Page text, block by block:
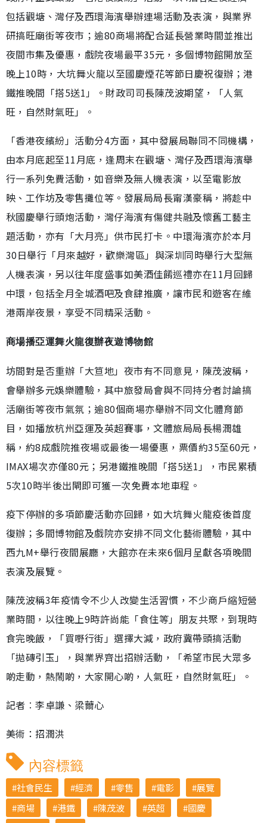
包括觀塘、灣仔及西環海濱舉辦連場活動及表演，與業界
研搞旺廟街等夜市；逾80商場將配合延長營業時間並推出
夜間市集及優惠，戲院夜場最平35元，多個博物館開放至
晚上10時，大坑舞火龍以至國慶煙花等節日慶祝復辦；港
鐵推晚間「搭5送1」。財政司司長陳茂波期望，「人氣
旺，自然財氣旺」。
「香港夜繽紛」活動分4方面，其中發展局聯同不同機構，
由本月底起至11月底，逢周末在觀塘、灣仔及西環海濱舉
行一系列免費活動，如音樂及無人機表演，以至電影放
映、工作坊及零售攤位等。發展局局長甯漢豪稱，將趁中
秋國慶舉行頭炮活動，灣仔海濱有傷健共融及懷舊工藝主
題活動，亦有「大月亮」供市民打卡。中環海濱亦於本月
30日舉行「月來越好，歡樂灣區」與深圳同時舉行大型無
人機表演，另以往年度盛事如美酒佳餚巡禮亦在11月回歸
中環，包括全月全城酒吧及食肆推廣，讓市民和遊客在維
港兩岸夜景，享受不同精采活動。
商場播亞運舞火龍復辦夜遊博物館
坊間對是否重辦「大笪地」夜市有不同意見，陳茂波稱，
會舉辦多元娛樂體驗，其中旅發局會與不同持分者討論搞
活廟街等夜市氣氛；逾80個商場亦舉辦不同文化體育節
目，如播放杭州亞運及英超賽事，文體旅局局長楊潤雄
稱，約8成戲院推夜場或最後一場優惠，票價約35至60元，
IMAX場次亦僅80元；另港鐵推晚間「搭5送1」，市民累積
5次10時半後出閘即可獲一次免費本地車程。
疫下停辦的多項節慶活動亦回歸，如大坑舞火龍疫後首度
復辦；多間博物館及戲院亦安排不同文化藝術體驗，其中
西九M+舉行夜間展廳，大館亦在未來6個月呈獻各項晚間
表演及展覽。
陳茂波稱3年疫情令不少人改變生活習慣，不少商戶縮短營
業時間，以往晚上9時許尚能「食住等」朋友共聚，到現時
食完晚飯，「買嘢行街」選擇大減，政府冀帶頭搞活動
「拋磚引玉」，與業界齊出招辦活動，「希望市民大眾多
啲走動，熱鬧啲，大家開心啲，人氣旺，自然財氣旺」。
記者︰李卓謙、梁薾心
美術：招潤洪
內容標籤
社會民生 經濟 零售 電影
展覽
商場
港鐵 陳茂波 英超
國慶